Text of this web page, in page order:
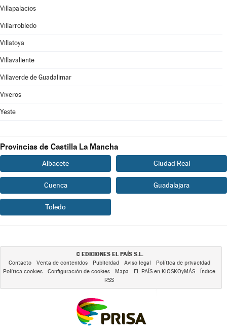
Villapalacios
Villarrobledo
Villatoya
Villavaliente
Villaverde de Guadalimar
Viveros
Yeste
Provincias de Castilla La Mancha
Albacete Ciudad Real
Cuenca Guadalajara
Toledo
© EDICIONES EL PAÍS S.L.
Contacto Venta de contenidos Publicidad Aviso legal
Política de privacidad
Política cookies
Configuración de cookies Mapa EL PAÍS en KIOSKOyMÁS
Índice
RSS